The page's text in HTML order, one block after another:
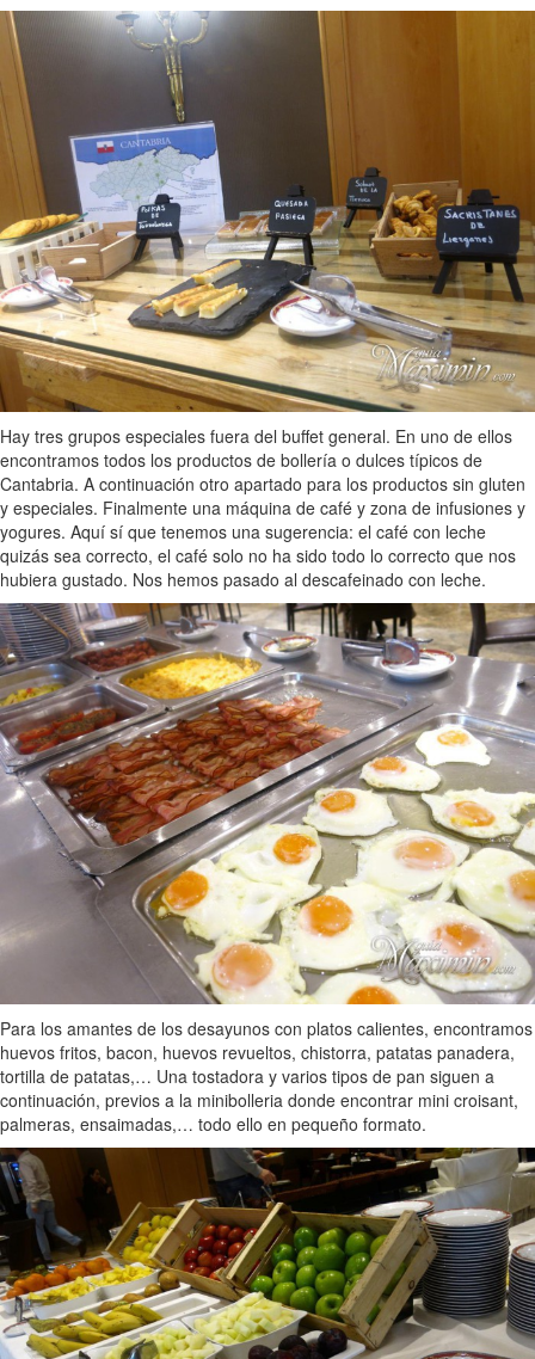
Hay tres grupos especiales fuera del buffet general. En uno de ellos
encontramos todos los productos de bollería o dulces típicos de
Cantabria. A continuación otro apartado para los productos sin gluten
y especiales. Finalmente una máquina de café y zona de infusiones y
yogures. Aquí sí que tenemos una sugerencia: el café con leche
quizás sea correcto, el café solo no ha sido todo lo correcto que nos
hubiera gustado. Nos hemos pasado al descafeinado con leche.
Para los amantes de los desayunos con platos calientes, encontramos
huevos fritos, bacon, huevos revueltos, chistorra, patatas panadera,
tortilla de patatas,… Una tostadora y varios tipos de pan siguen a
continuación, previos a la minibolleria donde encontrar mini croisant,
palmeras, ensaimadas,… todo ello en pequeño formato.